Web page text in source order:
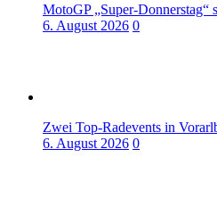
MotoGP „Super-Donnerstag“
6. August 2026 0
Zwei Top-Radevents in
6. August 2026 0